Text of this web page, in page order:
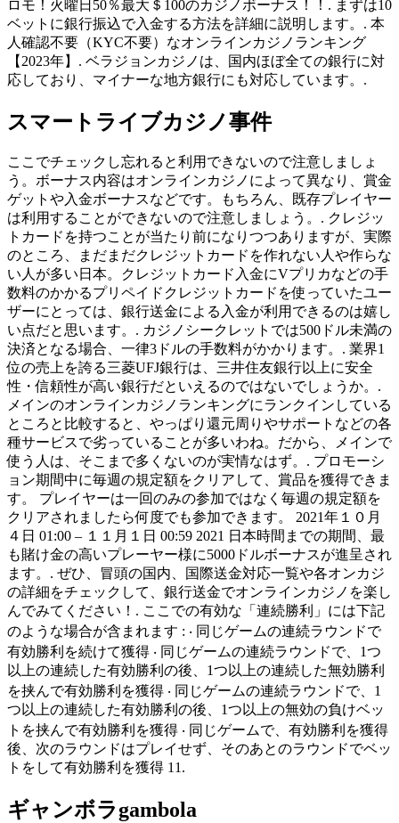
ロモ！火曜日50％最大＄100のカジノボーナス！！. まずは10
ベットに銀行振込で入金する方法を詳細に説明します。. 本
人確認不要（KYC不要）なオンラインカジノランキング
【2023年】. ベラジョンカジノは、国内ほぼ全ての銀行に対
応しており、マイナーな地方銀行にも対応しています。.
スマートライブカジノ事件
ここでチェックし忘れると利用できないので注意しましょ
う。ボーナス内容はオンラインカジノによって異なり、賞金
ゲットや入金ボーナスなどです。もちろん、既存プレイヤー
は利用することができないので注意しましょう。. クレジッ
トカードを持つことが当たり前になりつつありますが、実際
のところ、まだまだクレジットカードを作れない人や作らな
い人が多い日本。クレジットカード入金にVプリカなどの手
数料のかかるプリペイドクレジットカードを使っていたユー
ザーにとっては、銀行送金による入金が利用できるのは嬉し
い点だと思います。. カジノシークレットでは500ドル未満の
決済となる場合、一律3ドルの手数料がかかります。. 業界1
位の売上を誇る三菱UFJ銀行は、三井住友銀行以上に安全
性・信頼性が高い銀行だといえるのではないでしょうか。.
メインのオンラインカジノランキングにランクインしている
ところと比較すると、やっぱり還元周りやサポートなどの各
種サービスで劣っていることが多いわね。だから、メインで
使う人は、そこまで多くないのが実情なはず。. プロモーシ
ョン期間中に毎週の規定額をクリアして、賞品を獲得できま
す。 プレイヤーは一回のみの参加ではなく毎週の規定額を
クリアされましたら何度でも参加できます。 2021年１０月
４日 01:00 – １１月１日 00:59 2021 日本時間までの期間、最
も賭け金の高いプレーヤー様に5000ドルボーナスが進呈され
ます。. ぜひ、冒頭の国内、国際送金対応一覧や各オンカジ
の詳細をチェックして、銀行送金でオンラインカジノを楽し
んでみてください！. ここでの有効な「連続勝利」には下記
のような場合が含まれます : ‧ 同じゲームの連続ラウンドで
有効勝利を続けて獲得 ‧ 同じゲームの連続ラウンドで、1つ
以上の連続した有効勝利の後、1つ以上の連続した無効勝利
を挟んで有効勝利を獲得 ‧ 同じゲームの連続ラウンドで、1
つ以上の連続した有効勝利の後、1つ以上の無効の負けベッ
トを挟んで有効勝利を獲得 ‧ 同じゲームで、有効勝利を獲得
後、次のラウンドはプレイせず、そのあとのラウンドでベッ
トをして有効勝利を獲得 11.
ギャンボラgambola